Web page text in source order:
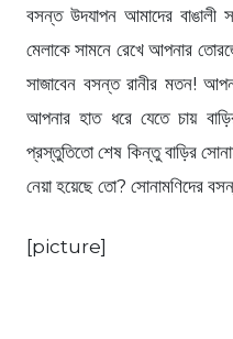
বসন্ত উদযাপন আমাদের
মেলাকে সামনে রেখে আপনার
সাজাবেন বসন্ত রানীর মতন!
আপনার হাত ধরে যেতে চায়
প্রস্তুতিতো শেষ কিন্তু বাড়ির
নেয়া হয়েছে তো? সোনামণিদের
[picture]